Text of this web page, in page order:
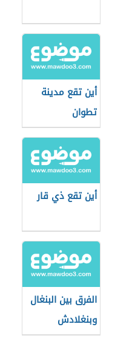
أين تقع مدينة
تطوان
أين تقع ذي قار
الفرق بين البنغال
وبنغلادش